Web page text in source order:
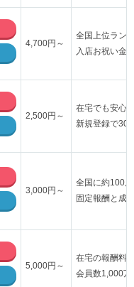
4,700円～
全国上位ラン
入店お祝い金
2,500円～
在宅でも安心
新規登録で
3,000円～
全国に約100
固定報酬と成
5,000円～
在宅の報酬料
会員数1,000